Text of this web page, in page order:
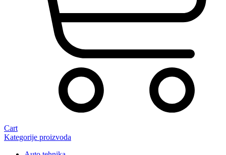
Cart
Kategorije proizvoda